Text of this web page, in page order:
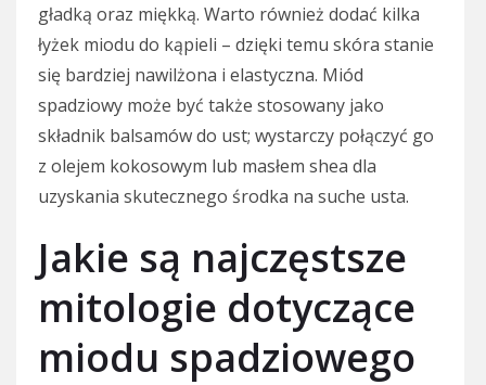
gładką oraz miękką. Warto również dodać kilka
łyżek miodu do kąpieli – dzięki temu skóra stanie
się bardziej nawilżona i elastyczna. Miód
spadziowy może być także stosowany jako
składnik balsamów do ust; wystarczy połączyć go
z olejem kokosowym lub masłem shea dla
uzyskania skutecznego środka na suche usta.
Jakie są najczęstsze
mitologie dotyczące
miodu spadziowego